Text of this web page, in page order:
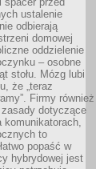
ustalenie
odbierają
domowej
oddzielenie
– osobne
stołu. Mózg lubi
że „teraz
Firmy również
dotyczące
komunikatorach,
to
popaść w
hybrydowej jest